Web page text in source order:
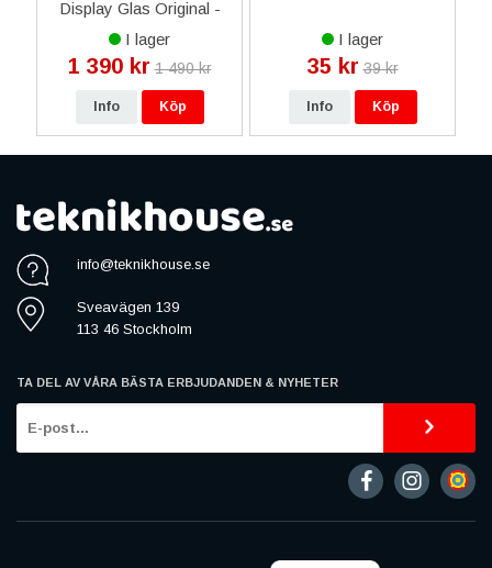
Display Glas Original -
Svart
I lager
1 390 kr 1 490 kr
Info Köp
I lager
35 kr 39 kr
Info Köp
info@teknikhouse.se
Sveavägen 139
113 46 Stockholm
TA DEL AV VÅRA BÄSTA ERBJUDANDEN & NYHETER